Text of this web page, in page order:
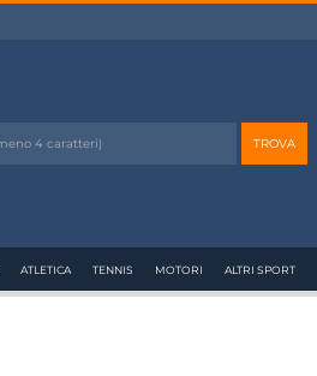
ATLETICA TENNIS MOTORI ALTRI SPORT